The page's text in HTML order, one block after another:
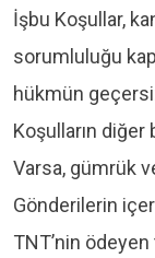
İşbu Koşullar,
sorumluluğu
hükmün
Koşulların
Varsa, gümrük
Gönderilerin
TNT’nin